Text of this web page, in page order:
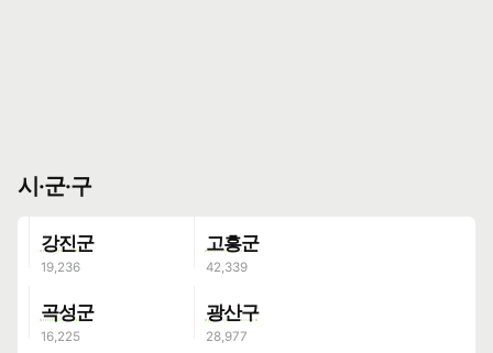
시·군·구
강진군 고흥군
곡성군 광산구